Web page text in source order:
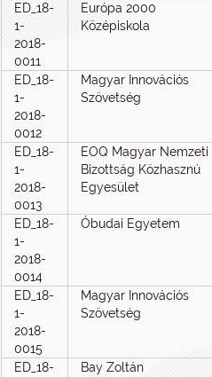
ED_18-
1-
2018-
0011
Európa 2000
Középiskola
ED_18-
1-
2018-
0012
Magyar Innovációs
Szövetség
ED_18-
1-
2018-
0013
EOQ Magyar Nemzeti
Bizottság Közhasznú
Egyesület
ED_18-
1-
2018-
0014
Óbudai Egyetem
ED_18-
1-
2018-
0015
Magyar Innovációs
Szövetség
ED_18-
Bay Zoltán